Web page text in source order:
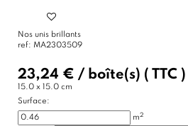
Nos unis brillants
ref: MA2303509
23,24 € / boîte(s) ( TTC )
15.0 x 15.0 cm
Surface:
m2